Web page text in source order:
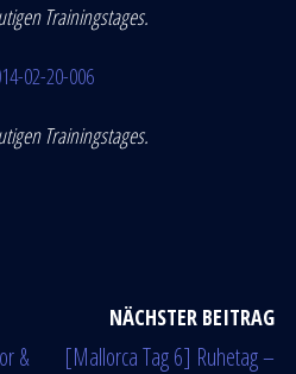
Trainingstages.
Trainingstages.
&
NÄCHSTER BEITRAG
[Mallorca Tag 6] Ruhetag –